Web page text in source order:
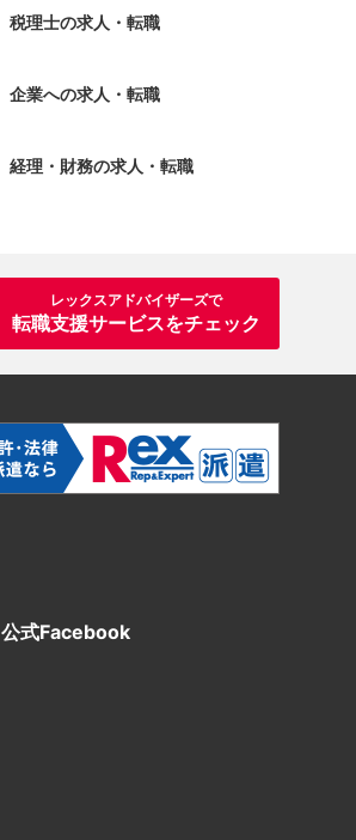
税理士の求人・転職
企業への求人・転職
経理・財務の求人・転職
レックスアドバイザーズで
転職支援サービスをチェック
公式Facebook